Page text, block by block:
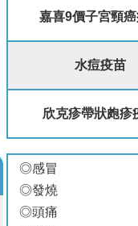
嘉喜9價子宮頸
水痘疫苗
欣克疹帶狀皰疹
◎感冒
◎發燒
◎頭痛